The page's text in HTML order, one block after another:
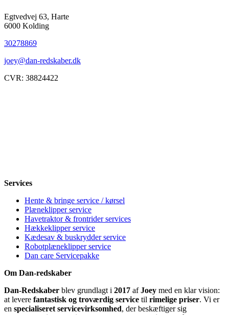
Egtvedvej 63, Harte
6000 Kolding
30278869
joey@dan-redskaber.dk
CVR: 38824422
Services
Hente & bringe service / kørsel
Plæneklipper service
Havetraktor & frontrider services
Hækkeklipper service
Kædesav & buskrydder service
Robotplæneklipper service
Dan care Servicepakke
Om Dan-redskaber
Dan-Redskaber blev grundlagt i 2017 afJoey med en klar vision:
at levere fantastisk og troværdig service til rimelige priser. Vi er
en specialiseret servicevirksomhed, der beskæftiger sig